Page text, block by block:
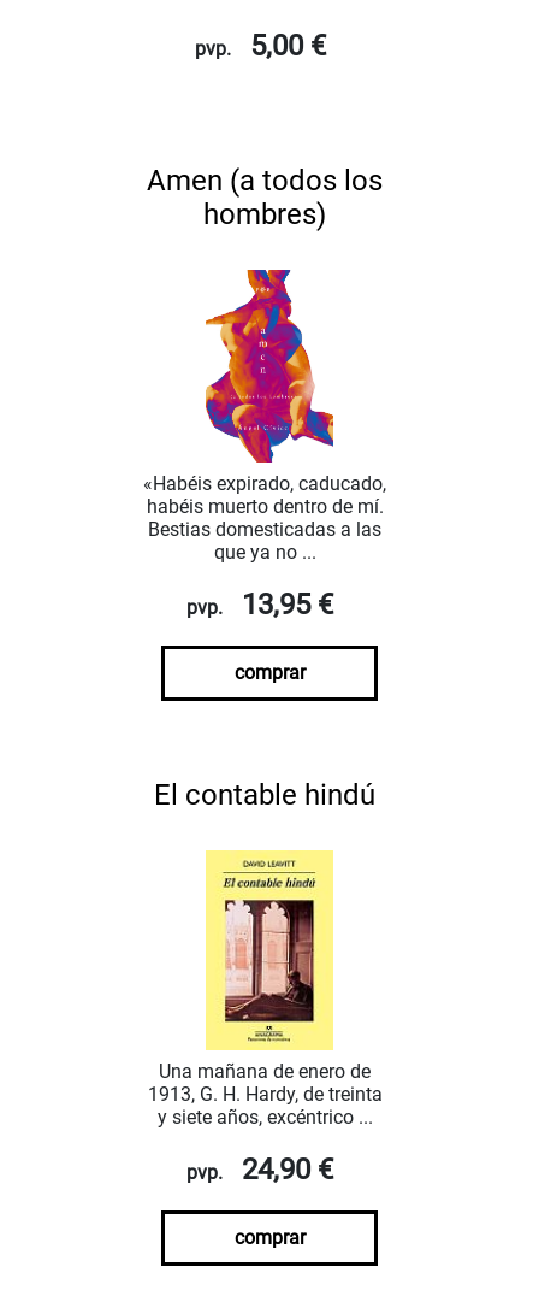
pvp. 5,00 €
Amen (a todos los
hombres)
«Habéis expirado, caducado,
habéis muerto dentro de mí.
Bestias domesticadas a las
que ya no ...
pvp. 13,95 €
comprar
El contable hindú
Una mañana de enero de
1913, G. H. Hardy, de treinta
y siete años, excéntrico ...
pvp. 24,90 €
comprar